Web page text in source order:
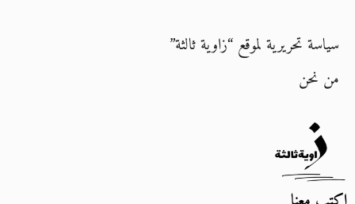
سياسة تحريرية لموقع “زاوية ثالثة”
من نحن